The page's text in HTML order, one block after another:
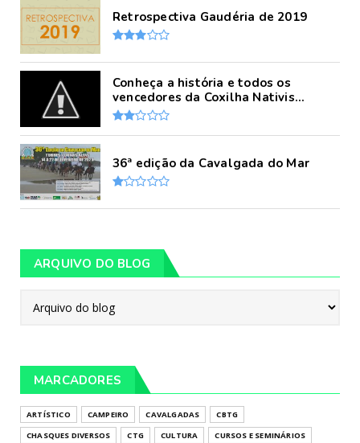
Retrospectiva Gaudéria de 2019
Conheça a história e todos os
vencedores da Coxilha Nativis...
36ª edição da Cavalgada do Mar
ARQUIVO DO BLOG
MARCADORES
ARTÍSTICO CAMPEIRO CAVALGADAS
CBTG
CHASQUES DIVERSOS
CTG CULTURA
CURSOS E SEMINÁRIOS